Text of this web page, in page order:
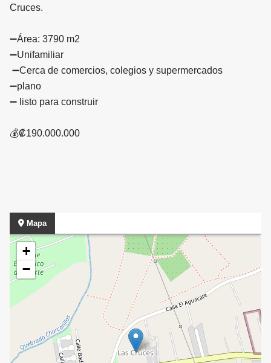
Cruces.
➖Área: 3790 m2
➖Unifamiliar
➖Cerca de comercios, colegios y supermercados
➖plano
➖ listo para construir
💰₡190.000.000
Mapa
+
−